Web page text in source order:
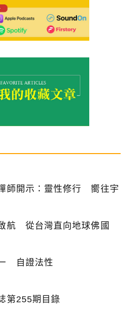
師開示：靈性修行 嚮往宇
航 從台灣直向地球佛國
自證法性
第255期目錄